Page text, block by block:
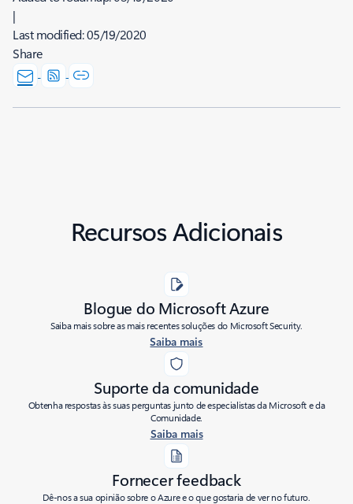
|
Last modified:05/19/2020
Share
Recursos Adicionais
Blogue do Microsoft Azure
Saiba mais sobre as mais recentes soluções do Microsoft Security.
Saiba mais
Suporte da comunidade
Obtenha respostas às suas perguntas junto de especialistas da Microsoft e da
Comunidade.
Saiba mais
Fornecer feedback
Dê-nos a sua opinião sobre o Azure e o que gostaria de ver no futuro.